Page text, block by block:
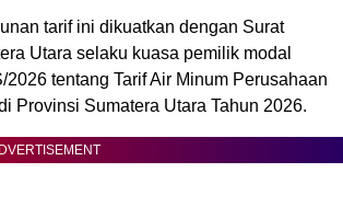
tarif ini dikuatkan dengan Surat
Utara selaku kuasa pemilik modal
tentang Tarif Air Minum Perusahaan
Provinsi Sumatera Utara Tahun 2026.